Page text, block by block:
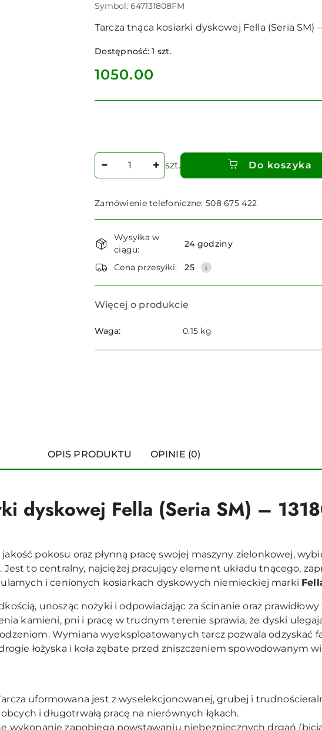
Symbol: 647131808FM
Tarcza tnąca kosiarki dyskowej Fella (Seria SM)
Dostępność:1 szt.
cena:
1050.00
Ilość
szt. Do koszyka
Zamówienie telefoniczne: 508 675 422
Dostępność
i
dostawa
Wysyłka w
ciągu:
24 godziny
Cena przesyłki: 25
Więcej o produkcie
Waga: 0.15 kg
OPIS PRODUKTU OPINIE (0)
dyskowej Fella (Seria SM) –
pokosu oraz płynną pracę swojej maszyny zielonkowej,
. Jest to centralny, najciężej pracujący element układu tnącego,
i cenionych kosiarkach dyskowych niemieckiej marki
unosząc nożyki i odpowiadając za ścinanie oraz
kamieni, pni i pracę w trudnym terenie sprawia, że dyski
Wymiana wyeksploatowanych tarcz pozwala odzyskać
łożyska i koła zębate przed zniszczeniem spowodowanym
uformowana jest z wyselekcjonowanej, grubej i
i długotrwałą pracę na nierównych łąkach.
wykonanie zapobiega powstawaniu niebezpiecznych drgań